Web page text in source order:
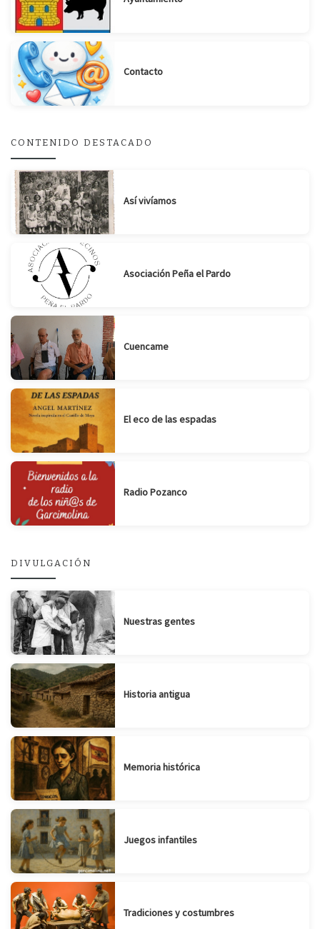
Contacto
CONTENIDO DESTACADO
Así vivíamos
Asociación Peña el Pardo
Cuencame
El eco de las espadas
Radio Pozanco
DIVULGACIÓN
Nuestras gentes
Historia antigua
Memoria histórica
Juegos infantiles
Tradiciones y costumbres